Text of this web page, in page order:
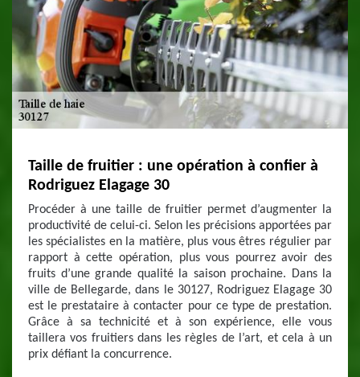
Taille de fruitier : une opération à confier à
Rodriguez Elagage 30
Procéder à une taille de fruitier permet d’augmenter la
productivité de celui-ci. Selon les précisions apportées par
les spécialistes en la matière, plus vous êtres régulier par
rapport à cette opération, plus vous pourrez avoir des
fruits d’une grande qualité la saison prochaine. Dans la
ville de Bellegarde, dans le 30127, Rodriguez Elagage 30
est le prestataire à contacter pour ce type de prestation.
Grâce à sa technicité et à son expérience, elle vous
taillera vos fruitiers dans les règles de l’art, et cela à un
prix défiant la concurrence.